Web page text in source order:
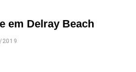
em Delray Beach